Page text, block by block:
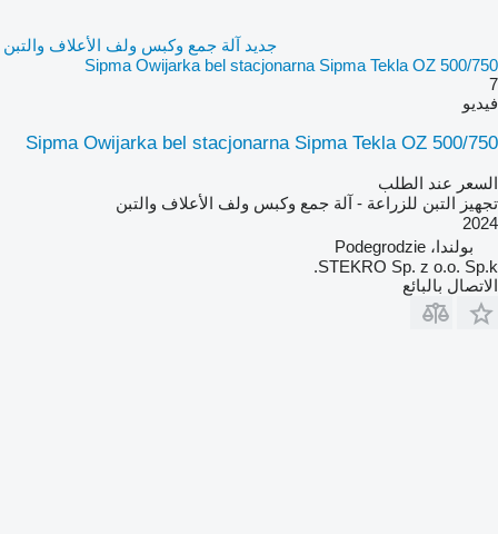
جديد آلة جمع وكبس ولف الأعلاف والتبن
Sipma Owijarka bel stacjonarna Sipma Tekla OZ 500/750
7
فيديو
Sipma Owijarka bel stacjonarna Sipma Tekla OZ 500/750
السعر عند الطلب
تجهيز التبن للزراعة - آلة جمع وكبس ولف الأعلاف والتبن
2024
بولندا، Podegrodzie
STEKRO Sp. z o.o. Sp.k.
الاتصال بالبائع